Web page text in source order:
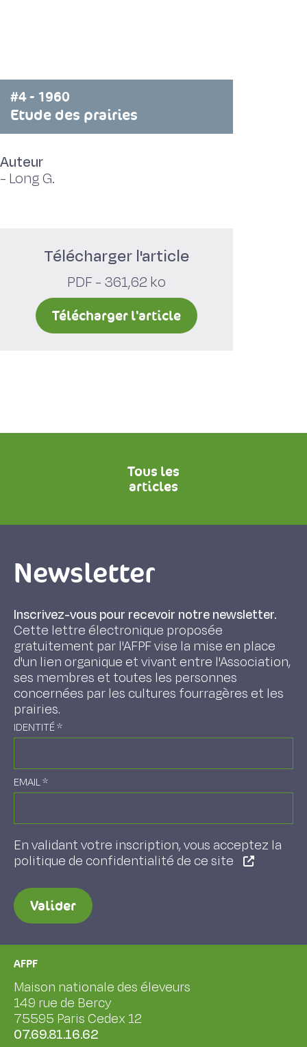
#4 - 1960
Etude des prairies
Auteur
- Long G.
Télécharger l'article
PDF - 361,62 ko
Télécharger l'article
Tous les
articles
Newsletter
Inscrivez-vous pour recevoir notre newsletter.
Cette lettre électronique proposée
gratuitement par l'AFPF vise la mise en place
d'un lien organique et vivant entre l'Association,
ses membres et toutes les personnes
concernées par les cultures fourragères et les
prairies.
IDENTITÉ*
EMAIL*
En validant votre inscription, vous acceptez la
politique de confidentialité de ce site
Valider
AFPF
Maison nationale des éleveurs
149 rue de Bercy
75595 Paris Cedex 12
07.69.81.16.62